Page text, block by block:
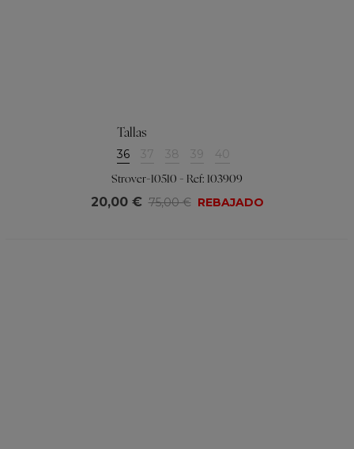
Tallas
36 37 38 39 40
Strover-10510 - Ref: 103909
20,00 € 75,00 € REBAJADO